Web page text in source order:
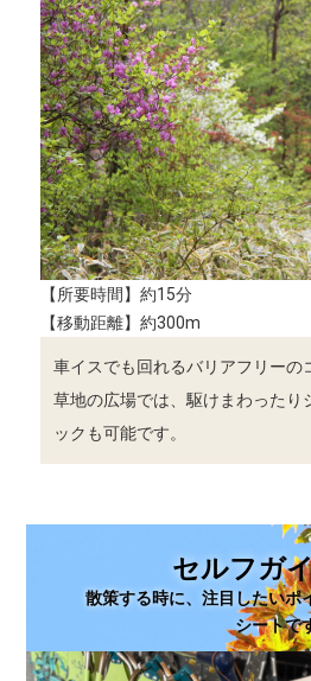
【所要時間】約15分
【移動距離】約300m
車イスでも回れるバリアフリーの
草地の広場では、駆けまわったり
ックも可能です。
セルフガ
散策する時に、注目したいポ
シートで